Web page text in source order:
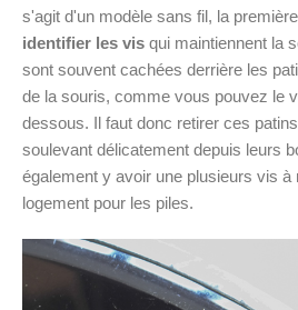
s'agit d'un modèle sans fil, la
identifier les vis qui maintiennent la
sont souvent cachées derrière les
de la souris, comme vous pouvez le
dessous. Il faut donc retirer ces
soulevant délicatement depuis leurs
également y avoir une plusieurs vis à
logement pour les piles.